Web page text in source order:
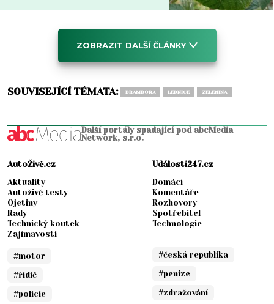
ZOBRAZIT DALŠÍ ČLÁNKY
SOUVISEJÍCÍ TÉMATA: BRAMBORA LEDNICE ZELENINA
Další portály spadající pod abcMedia
Network, s.r.o.
AutoŽivě.cz
Aktuality
Autoživě testy
Ojetiny
Rady
Technický koutek
Zajímavosti
#motor
#řidič
#policie
Události247.cz
Domácí
Komentáře
Rozhovory
Spotřebitel
Technologie
#česká republika
#peníze
#zdražování